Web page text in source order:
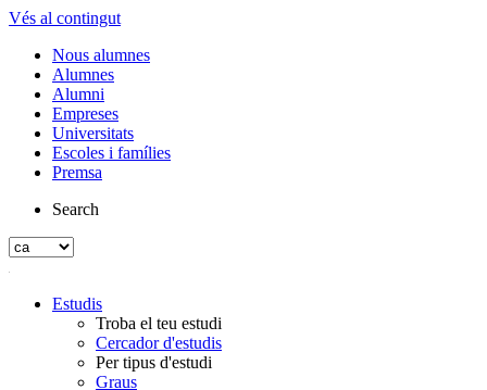
Vés al contingut
Nous alumnes
Alumnes
Alumni
Empreses
Universitats
Escoles i famílies
Premsa
Search
Estudis
Troba el teu estudi
Cercador d'estudis
Per tipus d'estudi
Graus